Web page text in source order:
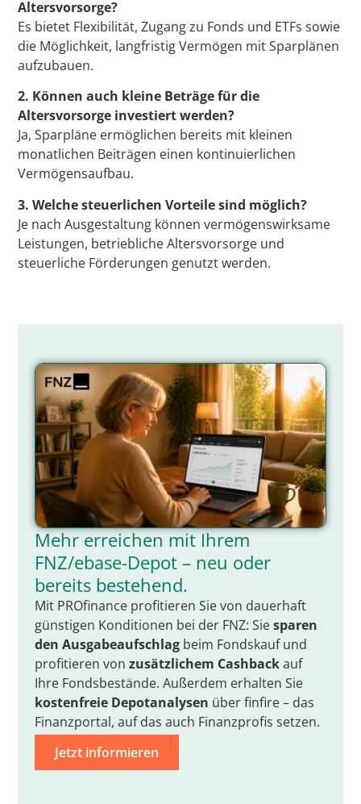
Altersvorsorge?
Es bietet Flexibilität, Zugang zu Fonds und ETFs sowie
die Möglichkeit, langfristig Vermögen mit Sparplänen
aufzubauen.
2. Können auch kleine Beträge für die
Altersvorsorge investiert werden?
Ja, Sparpläne ermöglichen bereits mit kleinen
monatlichen Beiträgen einen kontinuierlichen
Vermögensaufbau.
3. Welche steuerlichen Vorteile sind möglich?
Je nach Ausgestaltung können vermögenswirksame
Leistungen, betriebliche Altersvorsorge und
steuerliche Förderungen genutzt werden.
Mehr erreichen mit Ihrem
FNZ/ebase-Depot – neu oder
bereits bestehend.
Mit PROfinance profitieren Sie von dauerhaft
günstigen Konditionen bei der FNZ: Siesparen
den Ausgabeaufschlagbeim Fondskauf und
profitieren von zusätzlichem Cashbackauf
Ihre Fondsbestände. Außerdem erhalten Sie
kostenfreie Depotanalysen über finfire – das
Finanzportal, auf das auch Finanzprofis setzen.
Jetzt informieren